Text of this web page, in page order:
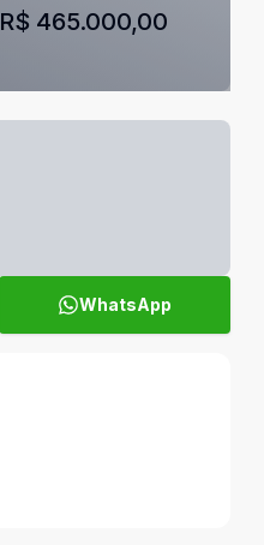
R$ 465.000,00
WhatsApp